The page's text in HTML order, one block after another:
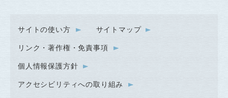
サイトの使い方 サイトマップ
リンク・著作権・免責事項
個人情報保護方針
アクセシビリティへの取り組み